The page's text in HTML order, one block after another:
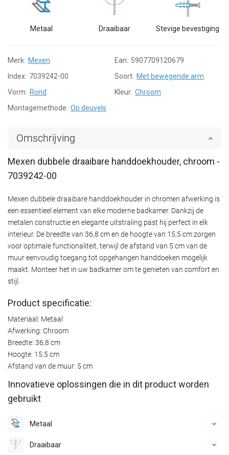
Metaal Draaibaar Stevige bevestiging
Merk: Mexen Ean: 5907709120679
Index: 7039242-00 Soort: Met bewegende arm
Vorm: Rond Kleur: Chroom
Montagemethode: Op deuvels
Omschrijving
Mexen dubbele draaibare handdoekhouder, chroom -
7039242-00
Mexen dubbele draaibare handdoekhouder in chromen afwerking is
een essentieel element van elke moderne badkamer. Dankzij de
metalen constructie en elegante uitstraling past hij perfect in elk
interieur. De breedte van 36,8 cm en de hoogte van 15,5 cm zorgen
voor optimale functionaliteit, terwijl de afstand van 5 cm van de
muur eenvoudig toegang tot opgehangen handdoeken mogelijk
maakt. Monteer het in uw badkamer om te genieten van comfort en
stijl.
Product specificatie:
Materiaal: Metaal
Afwerking: Chroom
Breedte: 36,8 cm
Hoogte: 15,5 cm
Afstand van de muur: 5 cm
Innovatieve oplossingen die in dit product worden
gebruikt
Metaal
Draaibaar